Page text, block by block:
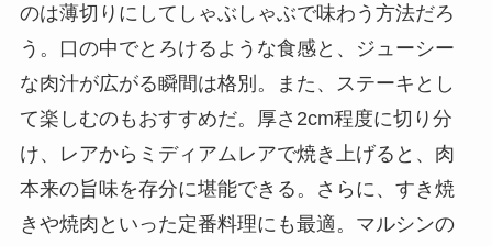
のは薄切りにしてしゃぶしゃぶで味わう方法だろ
う。口の中でとろけるような食感と、ジューシー
な肉汁が広がる瞬間は格別。また、ステーキとし
て楽しむのもおすすめだ。厚さ2cm程度に切り分
け、レアからミディアムレアで焼き上げると、肉
本来の旨味を存分に堪能できる。さらに、すき焼
きや焼肉といった定番料理にも最適。マルシンの